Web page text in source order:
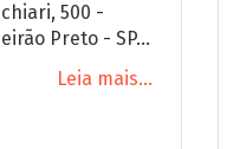
500 -
Preto - SP...
Leia mais...